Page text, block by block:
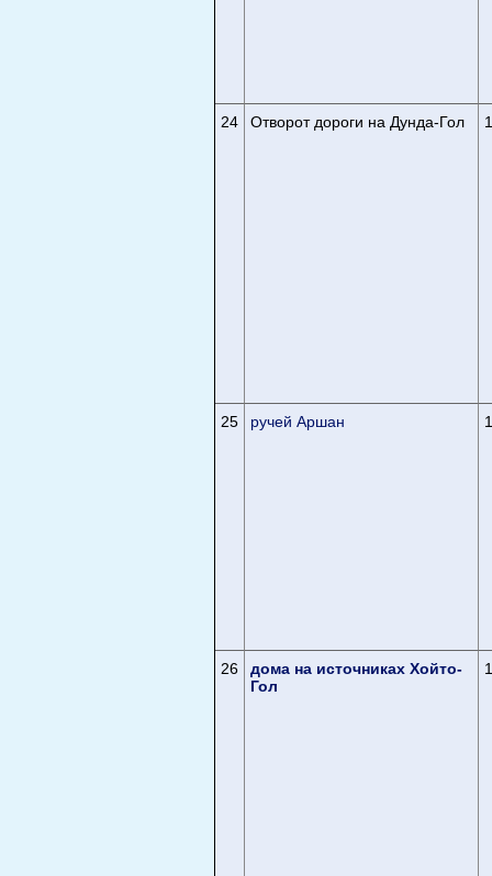
24 Отворот дороги на Дунда-Гол
25 ручей Аршан
26
дома на источниках Хойто-
Гол